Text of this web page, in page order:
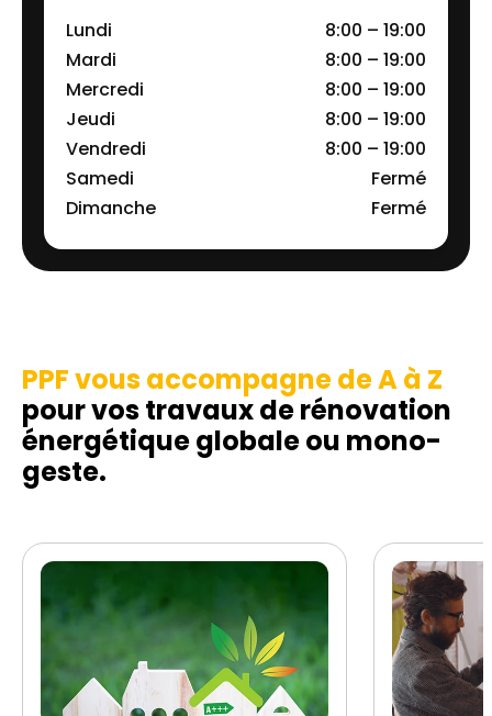
Lundi
8:00 – 19:00
Mardi
8:00 – 19:00
Mercredi
8:00 – 19:00
Jeudi
8:00 – 19:00
Vendredi
8:00 – 19:00
Samedi
Fermé
Dimanche
Fermé
PPF vous accompagne de A à Z
pour vos travaux de rénovation
énergétique globale ou mono-
geste.